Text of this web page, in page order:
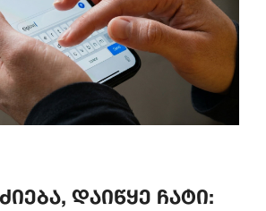
დაიწყე ჩატი: